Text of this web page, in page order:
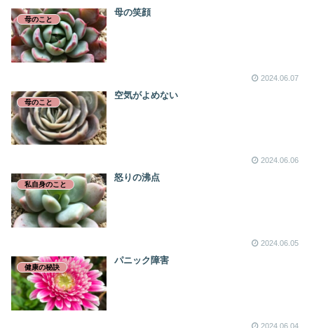
母のこと
母の笑顔
2024.06.07
母のこと
空気がよめない
2024.06.06
私自身のこと
怒りの沸点
2024.06.05
健康の秘訣
パニック障害
2024.06.04